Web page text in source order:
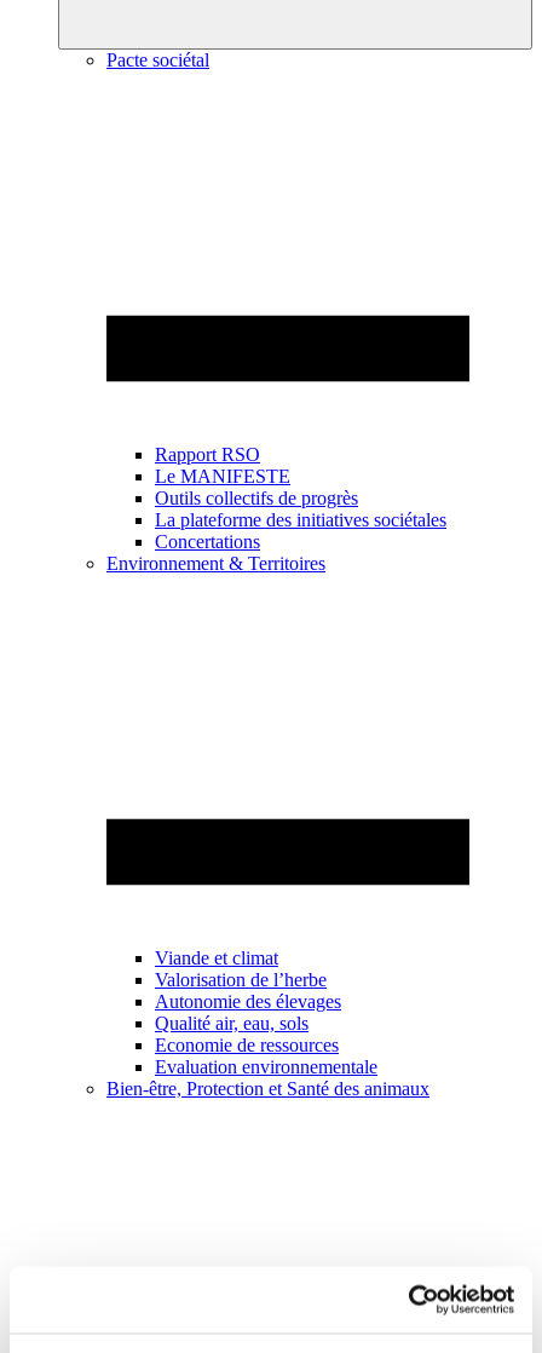
Pacte sociétal
Rapport RSO
Le MANIFESTE
Outils collectifs de progrès
La plateforme des initiatives sociétales
Concertations
Environnement & Territoires
Viande et climat
Valorisation de l’herbe
Autonomie des élevages
Qualité air, eau, sols
Economie de ressources
Evaluation environnementale
Bien-être, Protection et Santé des animaux